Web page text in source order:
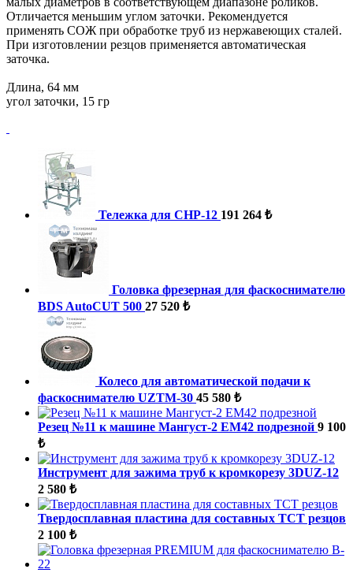
Отличается меньшим углом заточки. Рекомендуется
применять СОЖ при обработке труб из нержавеющих сталей.
При изготовлении резцов применяется автоматическая
заточка.
Длина, 64 мм
угол заточки, 15 гр
Тележка для CHP-12 191 264 ₺
Головка фрезерная для фаскоснимателю
BDS AutoCUT 500 27 520 ₺
Колесо для автоматической подачи к
фаскоснимателю UZTM-30 45 580 ₺
Резец №11 к машине Мангуст-2 ЕМ42 подрезной 9 100
₺
Инструмент для зажима труб к кромкорезу 3DUZ-12
2 580 ₺
Твердосплавная пластина для составных ТСТ резцов
2 100 ₺